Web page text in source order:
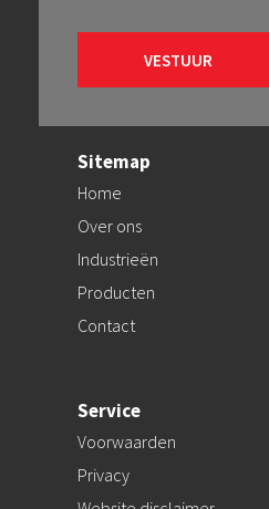
Sitemap
Home
Over ons
Industrieën
Producten
Contact
Service
Voorwaarden
Privacy